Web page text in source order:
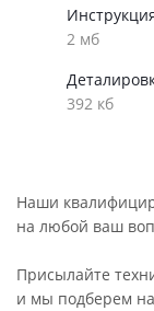
2 мб
392 кб
Наши
на любой ваш
Присылайте
и мы подберем